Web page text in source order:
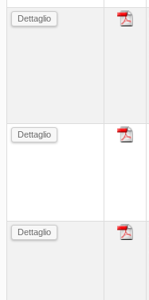
Dettaglio
Dettaglio
Dettaglio